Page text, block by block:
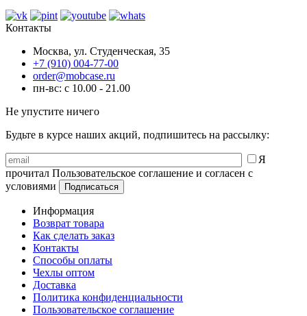
Контакты
Москва, ул. Студенческая, 35
+7 (910) 004-77-00
order@mobcase.ru
пн-вс: с 10.00 - 21.00
Не упустите ничего
Будьте в курсе наших акций, подпишитесь на рассылку:
Я
прочитал Пользовательское соглашение и согласен с
условиями
Информация
Возврат товара
Как сделать заказ
Контакты
Способы оплаты
Чехлы оптом
Доставка
Политика конфиденциальности
Пользовательское соглашение